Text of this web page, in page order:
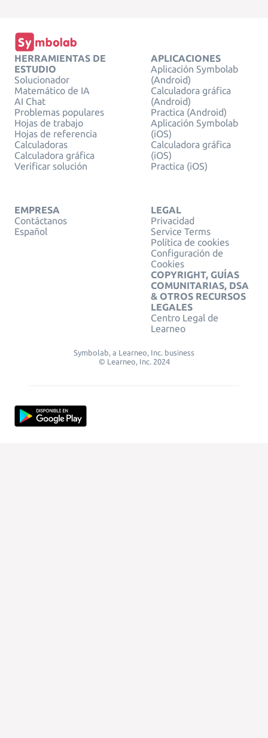
HERRAMIENTAS DE
ESTUDIO
Solucionador
Matemático de IA
AI Chat
Problemas populares
Hojas de trabajo
Hojas de referencia
Calculadoras
Calculadora gráfica
Verificar solución
APLICACIONES
Aplicación Symbolab
(Android)
Calculadora gráfica
(Android)
Practica (Android)
Aplicación Symbolab
(iOS)
Calculadora gráfica
(iOS)
Practica (iOS)
EMPRESA
Contáctanos
Español
LEGAL
Privacidad
Service Terms
Política de cookies
Configuración de
Cookies
COPYRIGHT, GUÍAS
COMUNITARIAS, DSA
& OTROS RECURSOS
LEGALES
Centro Legal de
Learneo
Symbolab, a Learneo, Inc. business
© Learneo, Inc. 2024